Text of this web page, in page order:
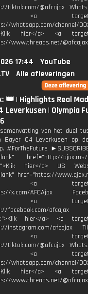
tiktok.com/@afcajax
<a
whatsapp.com/channel/
hier</a> <a
www.threads.net/
17:44
YouTube
Alle afleveringen
👑 | Highlights Real
Leverkusen | Olympia
van het duel
Bayer 04 Leverkusen op
#ForTheFuture
href="http://ajax.ms/
hier</a> US
href="https://
<a
x.com/AFCAjax
<a
facebook.com/afcajax
hier</a> <a
instagram.com/afcajax
<a
tiktok.com/@afcajax
<a
whatsapp.com/channel/
hier</a> <a
www.threads.net/